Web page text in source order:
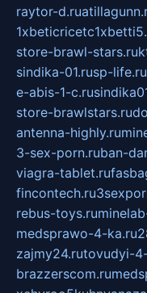
raytor-d.ru
store-brawl-stars.ru
sindika-01.rusp-life.ru
e-abis-1-c.ru
store-brawlstars.ru
antenna-highly.ru
3-sex-porn.ruban-
viagra-tablet.ru
fincontech.ru
rebus-toys.ru
medsprawo-4-ka.ru
zajmy24.rutovudyi-
brazzerscom.ru